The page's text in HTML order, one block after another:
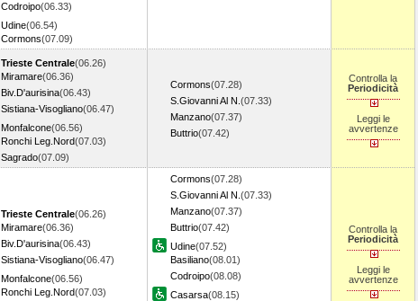
Codroipo(06.33)
Udine(06.54)
Cormons(07.09)
Trieste Centrale(06.26)
Miramare(06.36)
Biv.D'aurisina(06.43)
Sistiana-Visogliano(06.47)
Monfalcone(06.56)
Ronchi Leg.Nord(07.03)
Sagrado(07.09)
Cormons(07.28)
S.Giovanni Al N. (07.33)
Manzano(07.37)
Buttrio(07.42)
Controlla la
Periodicità
Leggi le
avvertenze
Trieste Centrale(06.26)
Miramare(06.36)
Biv.D'aurisina(06.43)
Sistiana-Visogliano(06.47)
Monfalcone(06.56)
Ronchi Leg.Nord(07.03)
Cormons(07.28)
S.Giovanni Al N. (07.33)
Manzano(07.37)
Buttrio(07.42)
Udine(07.52)
Basiliano(08.01)
Codroipo(08.08)
Casarsa(08.15)
Controlla la
Periodicità
Leggi le
avvertenze